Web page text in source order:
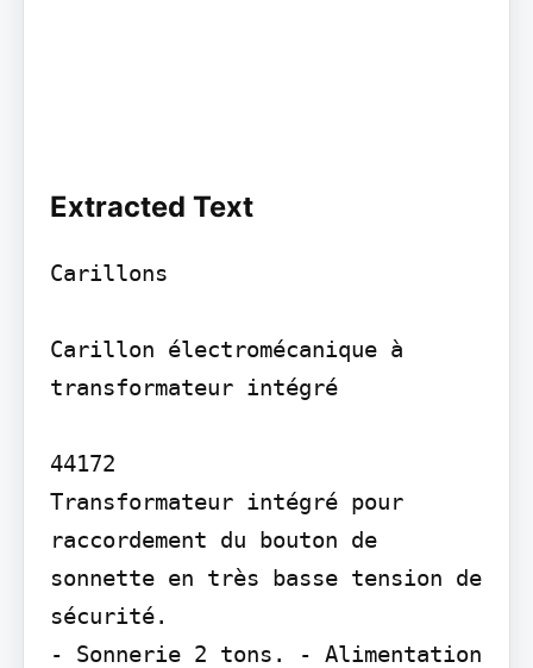
Extracted Text
Carillons
Carillon électromécanique à
transformateur intégré
44172
Transformateur intégré pour
raccordement du bouton de
sonnette en très basse tension de
sécurité.
- Sonnerie 2 tons. - Alimentation